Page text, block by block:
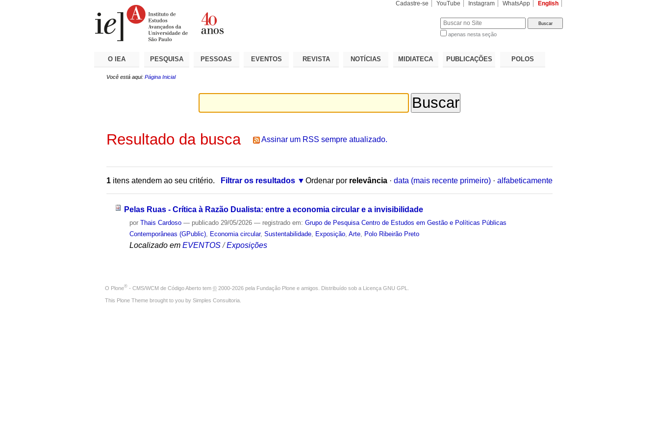
Cadastre-se YouTube Instagram WhatsApp English
apenas nesta seção
O IEA PESQUISA PESSOAS EVENTOS REVISTA NOTÍCIAS MIDIATECA PUBLICAÇÕES POLOS
Você está aqui: Página Inicial
Resultado da busca Assinar um RSS sempre atualizado.
1 itens atendem ao seu critério. Filtrar os resultados Ordenar por relevância · data (mais recente primeiro) · alfabeticamente
Pelas Ruas - Crítica à Razão Dualista: entre a economia circular e a invisibilidade
porThais Cardoso — publicado 29/05/2026— registrado em:Grupo de Pesquisa Centro de Estudos em Gestão e Políticas Públicas
Contemporâneas (GPublic)
Economia circular,Sustentabilidade Exposição ,Arte Polo Ribeirão Preto
Localizado em EVENTOS /Exposições
O Plone® - CMS/WCM de Código Aberto tem © 2000-2026 pela Fundação Plone e amigos. Distribuído sob a Licença GNU GPL
This Plone Theme brought to you by Simples Consultoria